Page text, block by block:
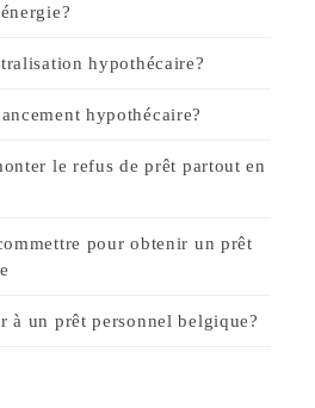
hypothécaire?
hypothécaire?
le refus de prêt partout en
pour obtenir un prêt
à un prêt personnel belgique?